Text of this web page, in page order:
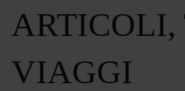
ARTICOLI,
VIAGGI